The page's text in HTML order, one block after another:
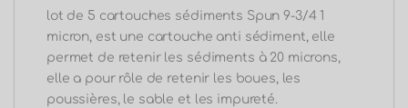
lot de 5 cartouches sédiments Spun 9-3/4 1
micron, est une cartouche anti sédiment, elle
permet de retenir les sédiments à 20 microns,
elle a pour rôle de retenir les boues, les
poussières, le sable et les impureté.